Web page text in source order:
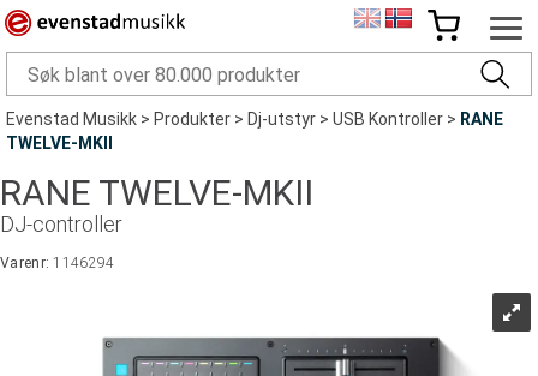
Evenstad Musikk>Produkter>Dj-utstyr>USB Kontroller> RANE
TWELVE-MKII
RANE TWELVE-MKII
DJ-controller
Varenr:1146294